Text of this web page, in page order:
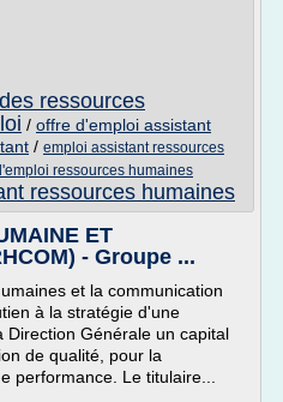
ressources
/ offre d'emploi assistant
/ emploi assistant ressources
ressources humaines
ressources humaines
ET
- Groupe ...
et la communication
à la stratégie d'une
Générale un capital
de qualité, pour la
performance. Le titulaire...